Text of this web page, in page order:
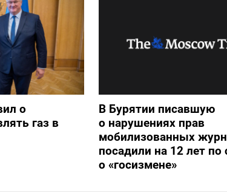
о
газ в
В Бурятии писавшую
о нарушениях прав
мобилизованных
посадили на 12 лет по
о «госизмене»